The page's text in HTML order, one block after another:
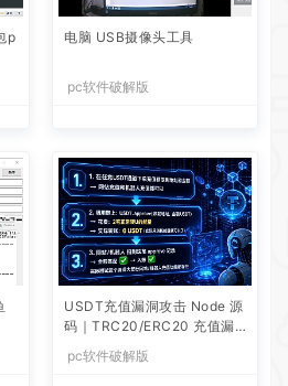
p
电脑 USB摄像头工具
pc软件破解版
USDT充值漏洞攻击 Node 源
码｜TRC20/ERC20 充值漏
洞利用脚本全套源码
pc软件破解版